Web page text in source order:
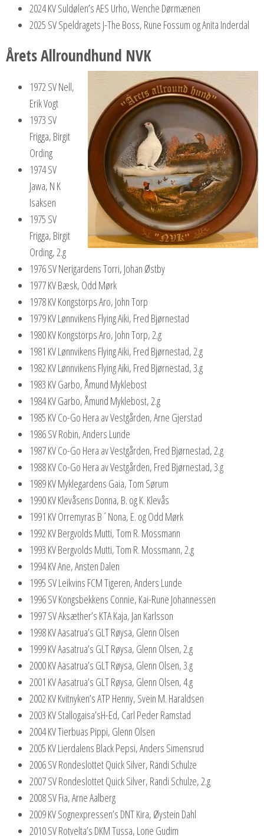
2024 KV Suldølen’s AES Urho, Wenche Dørmænen
2025 SV Speldragets J-The Boss, Rune Fossum og Anita Inderdal
Årets Allroundhund NVK
1972 SV Nell,
Erik Vogt
1973 SV
Frigga, Birgit
Ording
1974 SV
Jawa, N K
Isaksen
1975 SV
Frigga, Birgit
Ording, 2.g
1976 SV Nerigardens Torri, Johan Østby
1977 KV Bæsk, Odd Mørk
1978 KV Kongstorps Aro, John Torp
1979 KV Lønnvikens Flying Aiki, Fred Bjørnestad
1980 KV Kongstorps Aro, John Torp, 2.g
1981 KV Lønnvikens Flying Aiki, Fred Bjørnestad, 2.g
1982 KV Lønnvikens Flying Aiki, Fred Bjørnestad, 3.g
1983 KV Garbo, Åmund Myklebost
1984 KV Garbo, Åmund Myklebost, 2.g
1985 KV Co-Go Hera av Vestgården, Arne Gjerstad
1986 SV Robin, Anders Lunde
1987 KV Co-Go Hera av Vestgården, Fred Bjørnestad, 2.g
1988 KV Co-Go Hera av Vestgården, Fred Bjørnestad, 3.g
1989 KV Myklegardens Gaia, Tom Sørum
1990 KV Klevåsens Donna, B. og K. Klevås
1991 KV Orremyras B´Nona, E. og Odd Mørk
1992 KV Bergvolds Mutti, Tom R. Mossmann
1993 KV Bergvolds Mutti, Tom R. Mossmann, 2.g
1994 KV Ane, Ansten Dalen
1995 SV Leikvins FCM Tigeren, Anders Lunde
1996 SV Kongsbekkens Connie, Kai-Rune Johannessen
1997 SV Aksæther’s KTA Kaja, Jan Karlsson
1998 KV Aasatrua’s GLT Røysa, Glenn Olsen
1999 KV Aasatrua’s GLT Røysa, Glenn Olsen, 2.g
2000 KV Aasatrua’s GLT Røysa, Glenn Olsen, 3.g
2001 KV Aasatrua’s GLT Røysa, Glenn Olsen, 4.g
2002 KV Kvitnyken’s ATP Henny, Svein M. Haraldsen
2003 KV Stallogaisa’sH-Ed, Carl Peder Ramstad
2004 KV Tierbuas Pippi, Glenn Olsen
2005 KV Lierdalens Black Pepsi, Anders Simensrud
2006 SV Rondeslottet Quick Silver, Randi Schulze
2007 SV Rondeslottet Quick Silver, Randi Schulze, 2.g
2008 SV Fia, Arne Aalberg
2009 KV Sognexpressen’s DNT Kira, Øystein Dahl
2010 SV Rotvelta’s DKM Tussa, Lone Gudim